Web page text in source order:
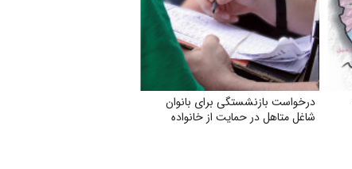
درخواست بازنشستگی برای بانوان
شاغل متاهل در حمایت از خانواده